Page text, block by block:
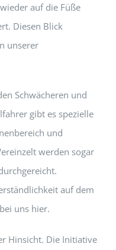
auf die Füße
Diesen Blick
unserer
Schwächeren und
gibt es spezielle
und
werden sogar
auf dem
uns hier.
Hinsicht. Die Initiative